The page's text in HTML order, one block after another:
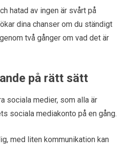
hatad av ingen är svårt på
dina chanser om du ständigt
två gånger om vad det är
på rätt sätt
sociala medier, som alla är
sociala mediakonto på en gång.
med liten kommunikation kan